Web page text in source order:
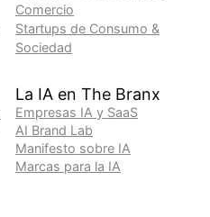
Comercio
Startups de Consumo &
Sociedad
La IA en The Branx
Empresas IA y SaaS
AI Brand Lab
Manifesto sobre IA
Marcas para la IA